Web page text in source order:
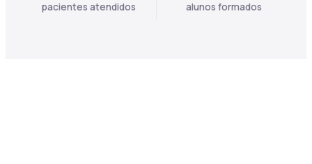
pacientes atendidos alunos formados